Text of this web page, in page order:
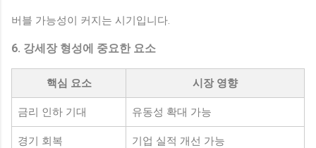
버블 가능성이 커지는 시기입니다.
6. 강세장 형성에 중요한 요소
핵심 요소 시장 영향
금리 인하 기대 유동성 확대 가능
경기 회복 기업 실적 개선 가능